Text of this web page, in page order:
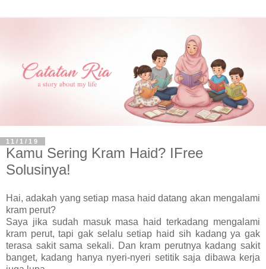
11/1/19
Kamu Sering Kram Haid? IFree
Solusinya!
Hai, adakah yang setiap masa haid datang akan mengalami
kram perut?
Saya jika sudah masuk masa haid terkadang mengalami
kram perut, tapi gak selalu setiap haid sih kadang ya gak
terasa sakit sama sekali. Dan kram perutnya kadang sakit
banget, kadang hanya nyeri-nyeri setitik saja dibawa kerja